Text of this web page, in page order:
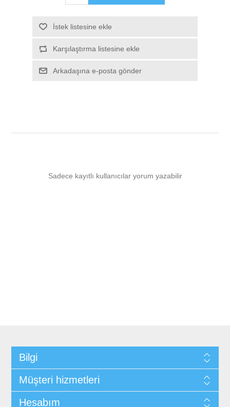
İstek listesine ekle
Karşılaştırma listesine ekle
Arkadaşına e-posta gönder
Sadece kayıtlı kullanıcılar yorum yazabilir
Bilgi
Müşteri hizmetleri
Hesabım